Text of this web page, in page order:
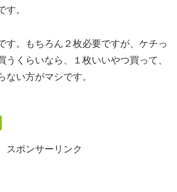
す。
す。もちろん２枚必要ですが、ケチっ
うくらいなら、１枚いいやつ買って、
ない方がマシです。
スポンサーリンク